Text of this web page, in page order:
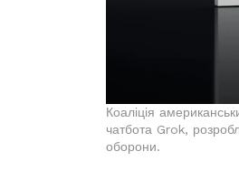
Коаліція
чатбота Grok,
оборони.